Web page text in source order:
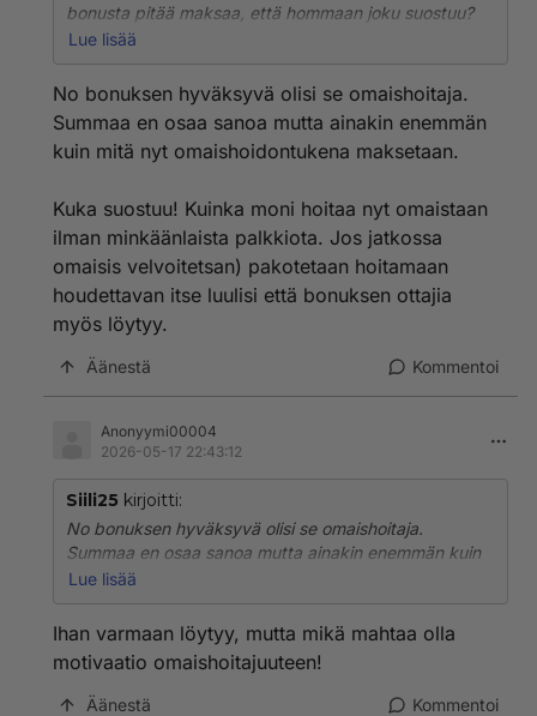
bonusta pitää maksaa, että hommaan joku suostuu?
Omaishoitajuus on hirveää ihmisen riistoa mitättömällä
Minullekin ehdotettiin omaishoitajuutta omaiseni
muistisairauden huonontuessa, mutta se olisi
tarkoittanut oman työn jättämistä. Kuka suostuu?
Lue lisää
No bonuksen hyväksyvä olisi se omaishoitaja.
Summaa en osaa sanoa mutta ainakin enemmän
kuin mitä nyt omaishoidontukena maksetaan.
Kuka suostuu! Kuinka moni hoitaa nyt omaistaan
ilman minkäänlaista palkkiota. Jos jatkossa
omaisis velvoitetsan) pakotetaan hoitamaan
houdettavan itse luulisi että bonuksen ottajia
myös löytyy.
Äänestä Kommentoi
Anonyymi00004
2026-05-17 22:43:12
Siili25 kirjoitti:
No bonuksen hyväksyvä olisi se omaishoitaja.
Summaa en osaa sanoa mutta ainakin enemmän kuin
mitä nyt omaishoidontukena maksetaan.
Kuka suostuu! Kuinka moni hoitaa nyt omaistaan ilman
minkäänlaista palkkiota. Jos jatkossa omaisis
velvoitetsan) pakotetaan hoitamaan houdettavan itse
luulisi että bonuksen ottajia myös löytyy.
Lue lisää
Ihan varmaan löytyy, mutta mikä mahtaa olla
motivaatio omaishoitajuuteen!
Äänestä Kommentoi